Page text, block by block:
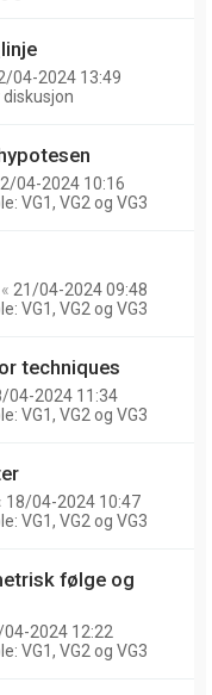
04-2024 13:49
04-2024 10:16
VG1, VG2 og VG3
« 21/04-2024 09:48
VG1, VG2 og VG3
techniques
04-2024 11:34
VG1, VG2 og VG3
18/04-2024 10:47
VG1, VG2 og VG3
følge og
2024 12:22
VG1, VG2 og VG3